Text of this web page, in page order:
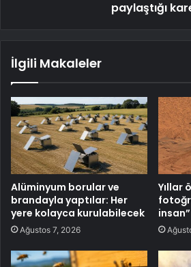
paylaştığı
İlgili Makaleler
Alüminyum borular ve
brandayla yaptılar: Her
yere kolayca kurulabilecek
Ağustos 7, 2026
Yıllar